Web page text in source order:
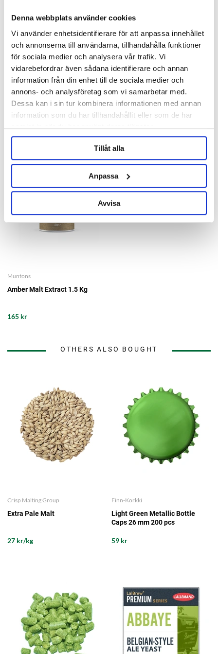
Denna webbplats använder cookies
Vi använder enhetsidentifierare för att anpassa innehållet
och annonserna till användarna, tillhandahålla funktioner
för sociala medier och analysera vår trafik. Vi
vidarebefordrar även sådana identifierare och annan
information från din enhet till de sociala medier och
annons- och analysföretag som vi samarbetar med.
Dessa kan i sin tur kombinera informationen med annan
information som du har tillhandahållit eller som de har
samlat in när du har använt deras tjänster.
Tillåt alla
Anpassa
Avvisa
Spraymalt Wheat 500 g
56 kr
Spraymalt Dark 500 g
59 kr
Muntons
Amber Malt Extract 1.5 Kg
165 kr
OTHERS ALSO BOUGHT
Crisp Malting Group
Extra Pale Malt
27 kr/kg
Finn-Korkki
Light Green Metallic Bottle
Caps 26 mm 200 pcs
59 kr